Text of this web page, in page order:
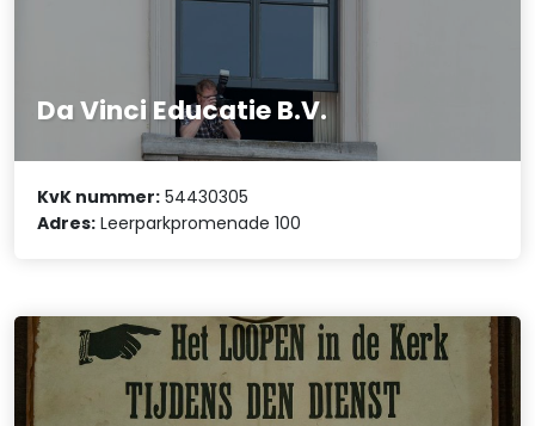
Da Vinci Educatie B.V.
KvK nummer: 54430305
Adres: Leerparkpromenade 100